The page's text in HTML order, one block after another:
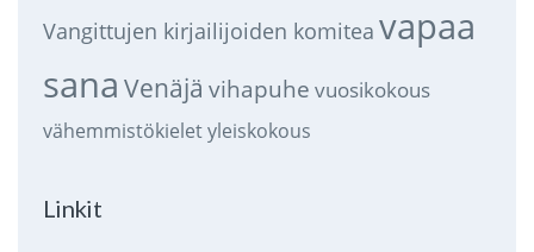
Vangittujen kirjailijoiden komitea vapaa
sana Venäjä vihapuhe vuosikokous
vähemmistökieletyleiskokous
Linkit